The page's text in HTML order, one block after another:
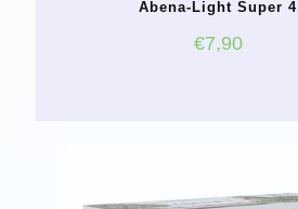
Abena-Light Super 4
€7,90